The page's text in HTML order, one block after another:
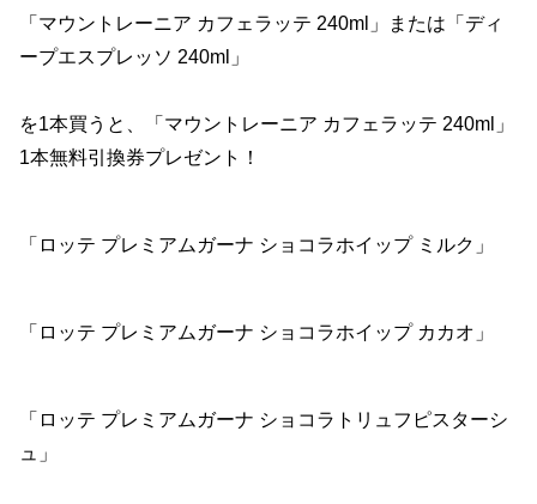
「マウントレーニア カフェラッテ 240ml」または「ディ
ープエスプレッソ 240ml」
を1本買うと、「マウントレーニア カフェラッテ 240ml」
1本無料引換券プレゼント！
「ロッテ プレミアムガーナ ショコラホイップ ミルク」
「ロッテ プレミアムガーナ ショコラホイップ カカオ」
「ロッテ プレミアムガーナ ショコラトリュフピスターシ
ュ」